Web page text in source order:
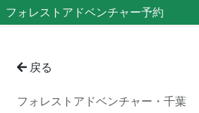
フォレストアドベンチャー予約
戻る
フォレストアドベンチャー・千葉